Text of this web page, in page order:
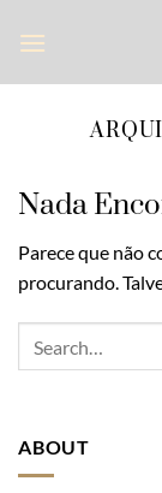
Nada
Parece que não
procurando.
ABOUT